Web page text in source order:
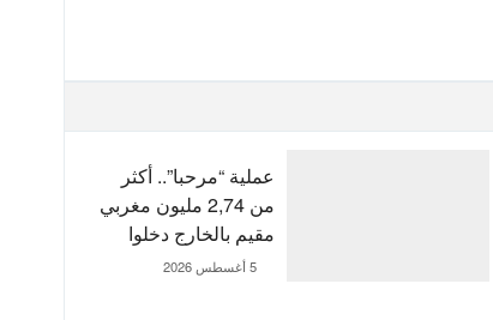
عملية “مرحبا”.. أكثر
من 2,74 مليون مغربي
مقيم بالخارج دخلوا
5 أغسطس 2026